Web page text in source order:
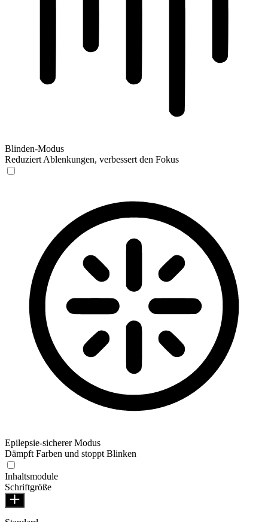
Blinden-Modus
Reduziert Ablenkungen, verbessert den Fokus
Epilepsie-sicherer Modus
Dämpft Farben und stoppt Blinken
Inhaltsmodule
Schriftgröße